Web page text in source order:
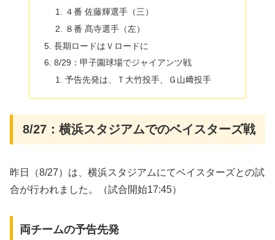
４番 佐藤輝選手（三）
８番 髙寺選手（左）
長期ロードはＶロードに
8/29：甲子園球場でジャイアンツ戦
予告先発は、Ｔ大竹投手、Ｇ山﨑投手
8/27：横浜スタジアムでのベイスターズ戦
昨日（8/27）は、横浜スタジアムにてベイスターズとの試
合が行われました。（試合開始17:45）
両チームの予告先発